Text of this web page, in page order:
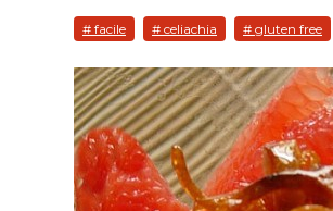
# facile # celiachia # gluten free